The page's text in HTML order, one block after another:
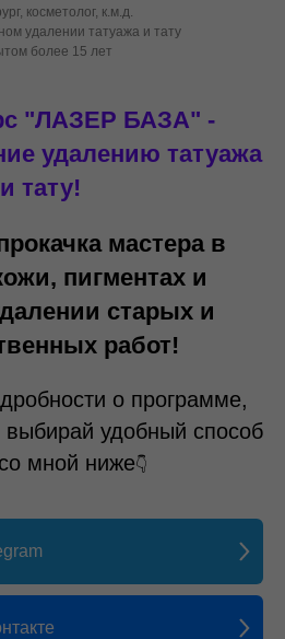
косметолог, к.м.д.
удалении татуажа и тату
более 15 лет
"ЛАЗЕР БАЗА" -
удалению татуажа
и тату!
мастера в
пигментах и
старых и
работ!
о программе,
выбирай удобный способ
мной ниже👇